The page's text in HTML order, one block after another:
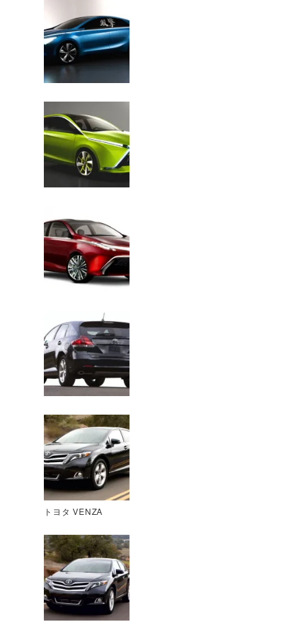
トヨタ VENZA